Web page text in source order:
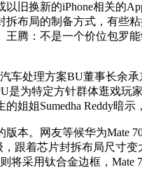
旧换新的iPhone相关的
布局的制备方式，有些
腾：不是一个价位包罗
处理方案BU董事长余承
是为特定方针群体逛戏
姐姐Sumedha Reddy暗
。网友等候华为Mate
跟着芯片封拆布局尺寸
将采用钛合金边框，